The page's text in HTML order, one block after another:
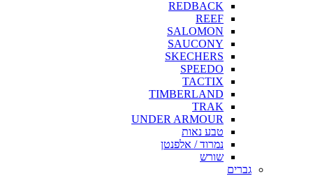
REDBACK
REEF
SALOMON
SAUCONY
SKECHERS
SPEEDO
TACTIX
TIMBERLAND
TRAK
UNDER ARMOUR
טבע נאות
נמרוד / אלפנטן
שורש
גברים